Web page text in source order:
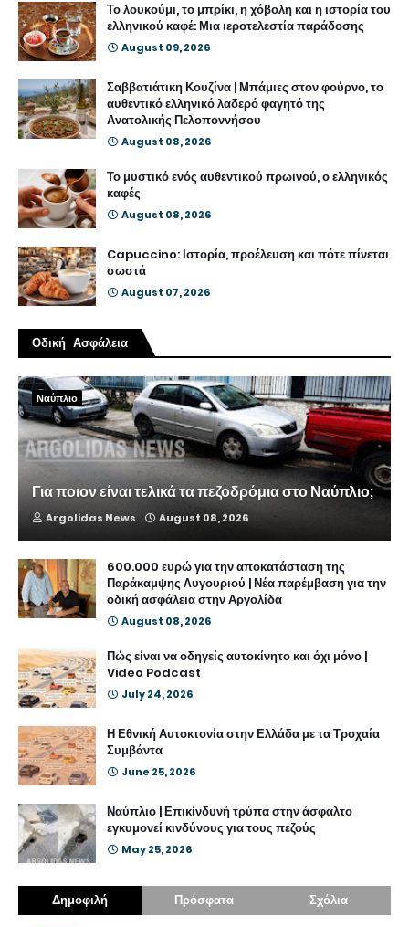
Το λουκούμι, το μπρίκι, η χόβολη και η ιστορία του
ελληνικού καφέ: Μια ιεροτελεστία παράδοσης
August 09, 2026
Σαββατιάτικη Κουζίνα | Μπάμιες στον φούρνο, το
αυθεντικό ελληνικό λαδερό φαγητό της
Ανατολικής Πελοποννήσου
August 08, 2026
Το μυστικό ενός αυθεντικού πρωινού, ο ελληνικός
καφές
August 08, 2026
Capuccino: Ιστορία, προέλευση και πότε πίνεται
σωστά
August 07, 2026
Οδική Ασφάλεια
Ναύπλιο
Για ποιον είναι τελικά τα πεζοδρόμια στο Ναύπλιο;
Argolidas News August 08, 2026
600.000 ευρώ για την αποκατάσταση της
Παράκαμψης Λυγουριού | Νέα παρέμβαση για την
οδική ασφάλεια στην Αργολίδα
August 08, 2026
Πώς είναι να οδηγείς αυτοκίνητο και όχι μόνο |
Video Podcast
July 24, 2026
Η Εθνική Αυτοκτονία στην Ελλάδα με τα Τροχαία
Συμβάντα
June 25, 2026
Ναύπλιο | Επικίνδυνή τρύπα στην άσφαλτο
εγκυμονεί κινδύνους για τους πεζούς
May 25, 2026
Δημοφιλή Πρόσφατα Σχόλια